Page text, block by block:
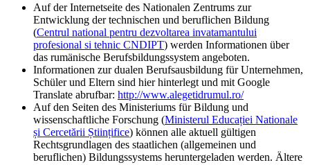
Auf der Internetseite des Nationalen Zentrums zur
Entwicklung der technischen und beruflichen Bildung
(Centrul national pentru dezvoltarea invatamantului
profesional si tehnic CNDIPT) werden Informationen über
das rumänische Berufsbildungssystem angeboten.
Informationen zur dualen Berufsausbildung für Unternehmen,
Schüler und Eltern sind hier hinterlegt und mit Google
Translate abrufbar: http://www.alegetidrumul.ro/
Auf den Seiten des Ministeriums für Bildung und
wissenschaftliche Forschung (Ministerul Educației Nationale
și Cercetării Științifice) können alle aktuell gültigen
Rechtsgrundlagen des staatlichen (allgemeinen und
beruflichen) Bildungssystems heruntergeladen werden. Ältere